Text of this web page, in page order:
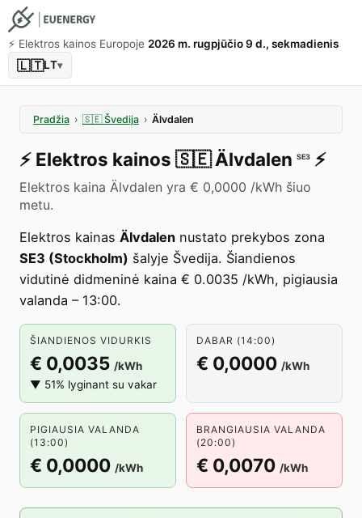
⚡️ Elektros kainos Europoje 2026 m. rugpjūčio 9 d., sekmadienis
🇱🇹LT▾
Pradžia › 🇸🇪 Švedija › Älvdalen
⚡️ Elektros kainos 🇸🇪 Älvdalen SE3 ⚡️
Elektros kaina Älvdalen yra € 0,0000 /kWh šiuo
metu.
Elektros kainas Älvdalen nustato prekybos zona
SE3 (Stockholm) šalyje Švedija. Šiandienos
vidutinė didmeninė kaina € 0.0035 /kWh, pigiausia
valanda – 13:00.
ŠIANDIENOS VIDURKIS
€ 0,0035 /kWh
▼ 51% lyginant su vakar
DABAR (14:00)
€ 0,0000 /kWh
PIGIAUSIA VALANDA
(13:00)
€ 0,0000 /kWh
BRANGIAUSIA VALANDA
(20:00)
€ 0,0070 /kWh